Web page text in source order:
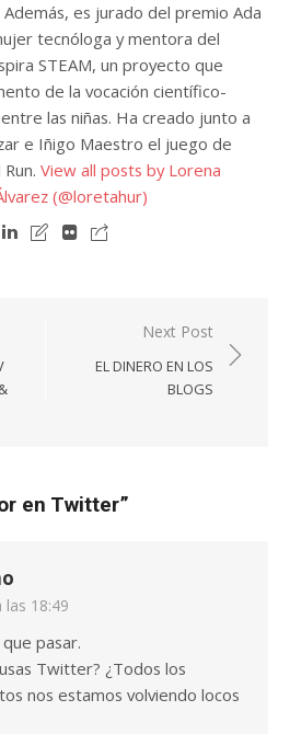
es jurado del premio Ada
tecnóloga y mentora del
STEAM, un proyecto que
de la vocación científico-
las niñas. Ha creado junto a
e Iñigo Maestro el juego de
View all posts by Lorena
(@loretahur)
Next Post
EL DINERO EN LOS
BLOGS
en Twitter”
18:49
pasar.
Twitter? ¿Todos los
nos estamos volviendo locos